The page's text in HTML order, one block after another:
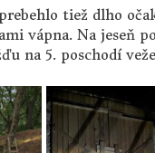
tiež dlho
vápna. Na jeseň
na 5. poschodí